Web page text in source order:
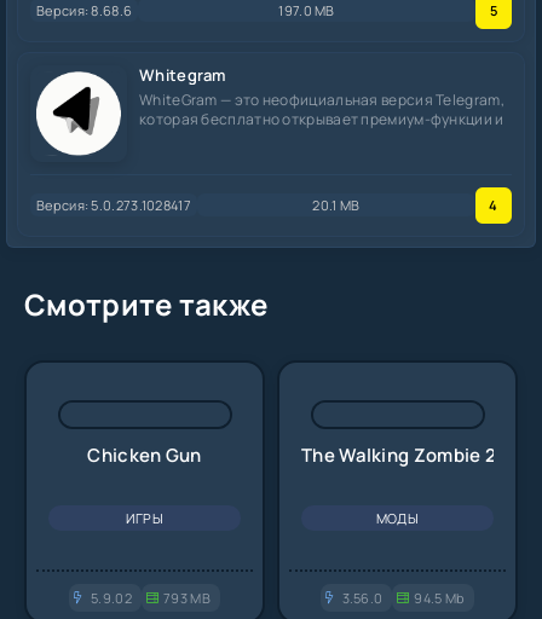
Версия: 8.68.6 197.0 MB 5
Whitegram
WhiteGram — это неофициальная версия Telegram,
которая бесплатно открывает премиум-функции и
Версия: 5.0.273.1028417 20.1 MB 4
Смотрите также
Chicken Gun
ИГРЫ
5.9.02 793 MB
The Walking Zombie 2
МОДЫ
3.56.0 94.5 Mb